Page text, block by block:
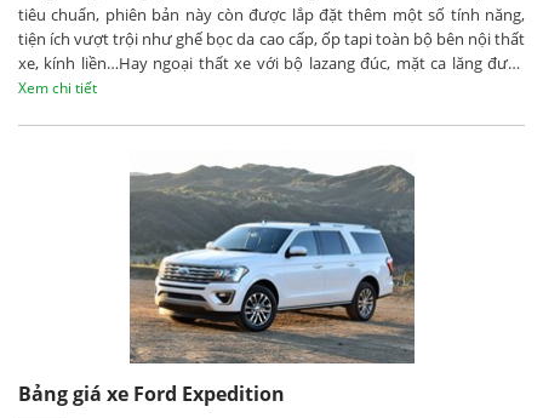
tiêu chuẩn, phiên bản này còn được lắp đặt thêm một số tính năng,
tiện ích vượt trội như ghế bọc da cao cấp, ốp tapi toàn bộ bên nội thất
xe, kính liền…Hay ngoại thất xe với bộ lazang đúc, mặt ca lăng được
mạ crom mang lại vẻ sang trọng, ấn tượng.
Xem chi tiết
Bảng giá xe Ford Expedition